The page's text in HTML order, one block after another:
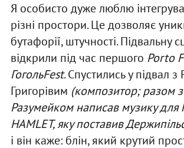
Я особисто дуже люблю
різні простори. Це дозволяє
бутафорії, штучності. Підвальну
відкрили під час першого Porto
ГогольFest. Спустились у підвал
Григорівим (композитор; разом
Разумейком написав музику
HAMLET, яку поставив
і він каже: блін, який крутий